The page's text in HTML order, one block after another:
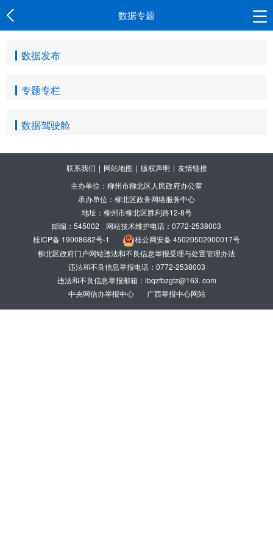
数据专题
数据发布
专题专栏
数据驾驶舱
联系我们 | 网站地图 | 版权声明 | 友情链接
主办单位：柳州市柳北区人民政府办公室
承办单位：柳北区政务网络服务中心
地址：柳州市柳北区胜利路12-8号
邮编：545002
网站技术维护电话：0772-2538003
桂ICP备 19008682号-1
桂公网安备 45020502000017号
柳北区政府门户网站违法和不良信息举报受理与处置管理办法
违法和不良信息举报电话：0772-2538003
违法和不良信息举报邮箱：lbqzfbzgtz@163. com
中央网信办举报中心
广西举报中心网站